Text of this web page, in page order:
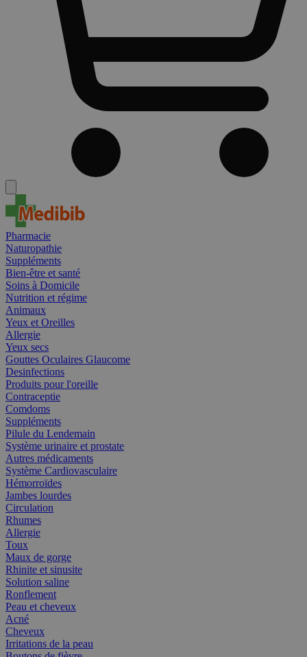
Pharmacie
Naturopathie
Suppléments
Bien-être et santé
Soins à Domicile
Nutrition et régime
Animaux
Yeux et Oreilles
Allergie
Yeux secs
Gouttes Oculaires Glaucome
Desinfections
Produits pour l'oreille
Contraceptie
Comdoms
Suppléments
Pilule du Lendemain
Système urinaire et prostate
Autres médicaments
Système Cardiovasculaire
Hémorroïdes
Jambes lourdes
Circulation
Rhumes
Allergie
Toux
Maux de gorge
Rhinite et sinusite
Solution saline
Ronflement
Peau et cheveux
Acné
Cheveux
Irritations de la peau